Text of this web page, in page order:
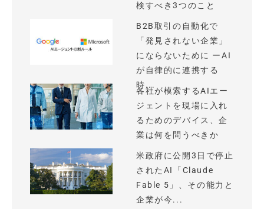
検すべき3つのこと
B2B取引の自動化で
「発見されない企業」
にならないために ーAI
が自律的に連携する
時...
各社が模索するAIエー
ジェントを現場に入れ
るためのデバイス、企
業は何を問うべきか
米政府に公開3日で停止
されたAI「Claude
Fable 5」、その能力と
企業が今...